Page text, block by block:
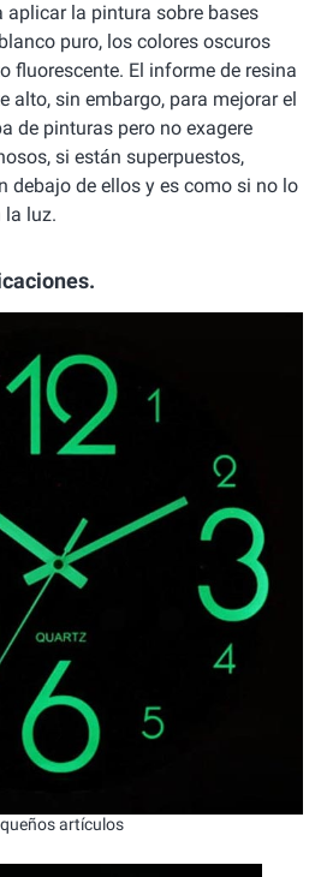
aplicar la pintura sobre bases
puro, los colores oscuros
fluorescente. El informe de resina
alto, sin embargo, para mejorar el
de pinturas pero no exagere
si están superpuestos,
debajo de ellos y es como si no lo
la luz.
artículos